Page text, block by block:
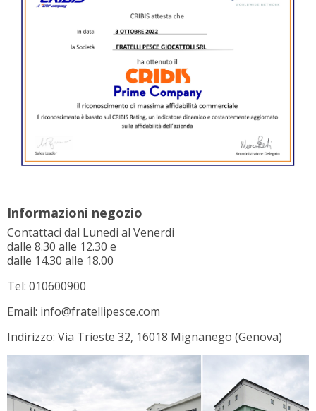
Informazioni negozio
Contattaci dal Lunedi al Venerdi
dalle 8.30 alle 12.30 e
dalle 14.30 alle 18.00
Tel: 010600900
Email: info@fratellipesce.com
Indirizzo: Via Trieste 32, 16018 Mignanego (Genova)